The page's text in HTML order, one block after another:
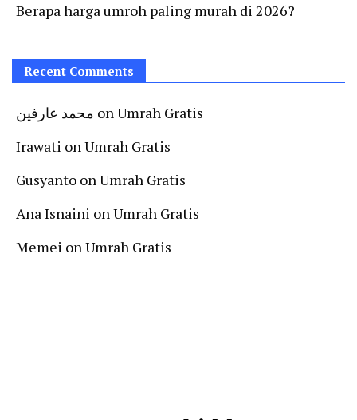
Berapa harga umroh paling murah di 2026?
Recent Comments
محمد عارفين onUmrah Gratis
Irawati onUmrah Gratis
Gusyanto onUmrah Gratis
Ana Isnaini onUmrah Gratis
Memei onUmrah Gratis